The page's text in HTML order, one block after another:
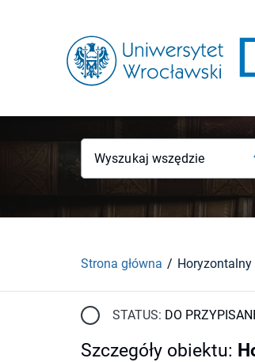
Wyszukaj wszędzie
Strona główna
STATUS: DO
Szczegóły obiektu: